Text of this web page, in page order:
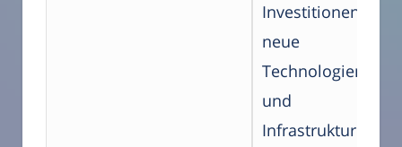
Investitionen in
neue
Technologien
und
Infrastruktur.